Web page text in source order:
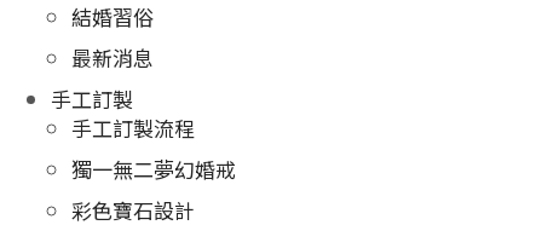
結婚習俗
最新消息
手工訂製
手工訂製流程
獨一無二夢幻婚戒
彩色寶石設計